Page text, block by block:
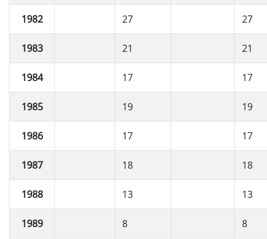
1982 27 27
1983 21 21
1984 17 17
1985 19 19
1986 17 17
1987 18 18
1988 13 13
1989 8 8